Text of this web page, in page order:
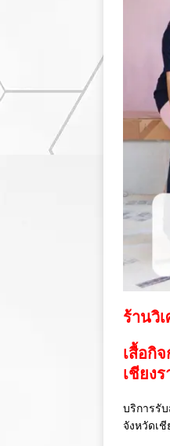
ร้านวิ
เสื้อกิ
เชียง
บริการรั
จังหวัดเชี